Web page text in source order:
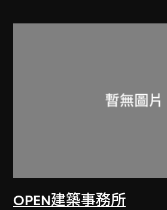
OPEN建築事務所